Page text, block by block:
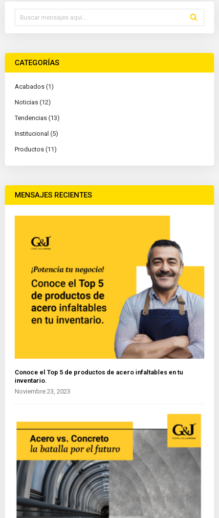
CATEGORÍAS
Acabados (1)
Noticias (12)
Tendencias (13)
Institucional (5)
Productos (11)
MENSAJES RECIENTES
Conoce el Top 5 de productos de acero infaltables en tu
inventario.
Noviembre 23, 2023